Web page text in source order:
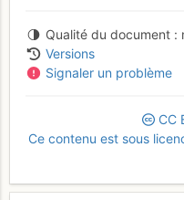
Qualité du document
Versions
Signaler un problème
CC
Ce contenu est sous